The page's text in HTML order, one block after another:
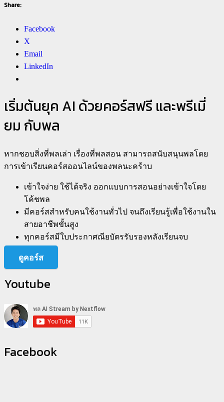
Share:
Facebook
X
Email
LinkedIn
เริ่มต้นยุค AI ด้วยคอร์สฟรี และพรีเมี่
ยม กับพล
หากชอบสิ่งที่พลเล่า เรื่องที่พลสอน สามารถสนับสนุนพลโดย
การเข้าเรียนคอร์สออนไลน์ของพลนะคร้าบ
เข้าใจง่าย ใช้ได้จริง ออกแบบการสอนอย่างเข้าใจโดย
โค้ชพล
มีคอร์สสำหรับคนใช้งานทั่วไป จนถึงเรียนรู้เพื่อใช้งานใน
สายอาชีพขั้นสูง
ทุกคอร์สมีใบประกาศณียบัตรรับรองหลังเรียนจบ
ดูคอร์ส
Youtube
Facebook